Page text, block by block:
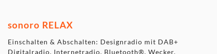
sonoro RELAX
Einschalten & Abschalten: Designradio mit DAB+
Digitalradio, Internetradio, Bluetooth®, Wecker,